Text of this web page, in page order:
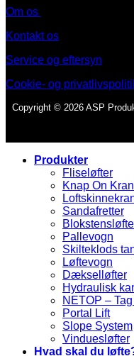
Om os
Kontakt os
Service og eftersyn
Cookie- og
Copyright © 2026 ASP
Produkter
Fliseløfter
Knap On Kran
Sandafretter
Pallevogn
Skilteklods
Løftevogn
Dækselløfter
Hydraulisk
NETOP –
Portal Lift
Slope System
Vinduesløfter
Hvad skal du